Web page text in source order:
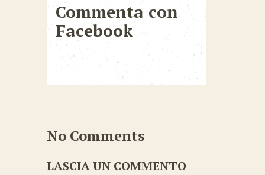
Commenta con
Facebook
No Comments
LASCIA UN COMMENTO